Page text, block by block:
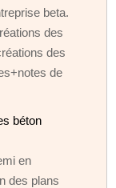
beta.
des
des
de
béton
en
des plans